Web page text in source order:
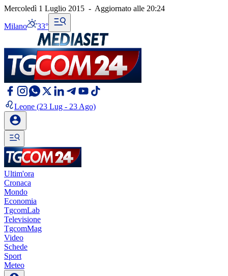
Mercoledì 1 Luglio 2015 - Aggiornato alle 20:24
Milano 33°
Leone (23 Lug - 23 Ago)
Ultim'ora
Cronaca
Mondo
Economia
TgcomLab
Televisione
TgcomMag
Video
Schede
Sport
Meteo